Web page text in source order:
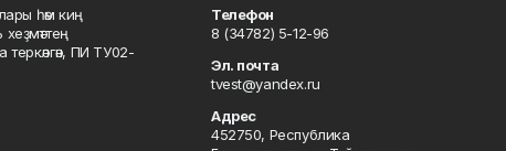
һәм киң
ПИ ТУ02-
Телефон
8 (34782) 5-12-96
Эл. почта
tvest@yandex.ru
Адрес
452750, Республика